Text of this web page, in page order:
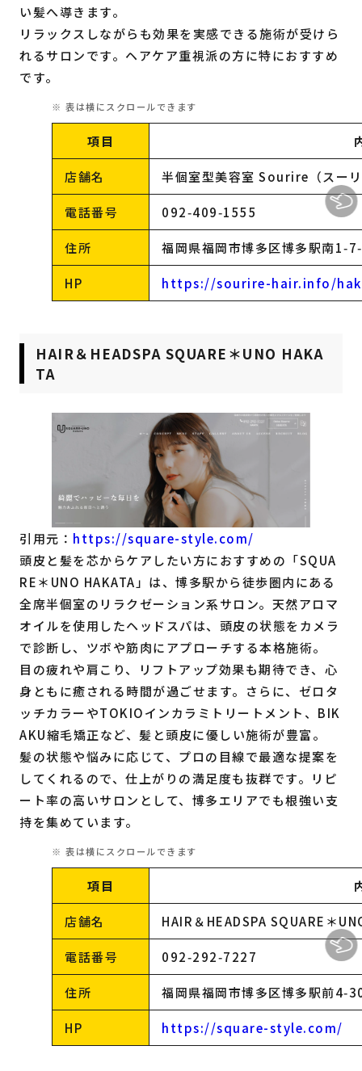
い髪へ導きます。
リラックスしながらも効果を実感できる施術が受けら
れるサロンです。ヘアケア重視派の方に特におすすめ
です。
項目
店舗名 半個室型美容室 Sourire（スー
電話番号 092‑409‑1555
住所 福岡県福岡市博多区博多駅南
HP https://sourire-hair.info/
HAIR＆HEADSPA SQUARE＊UNO HAKA
TA
引用元： https://square-style.com/
頭皮と髪を芯からケアしたい方におすすめの「SQUA
RE＊UNO HAKATA」は、博多駅から徒歩圏内にある
全席半個室のリラクゼーション系サロン。天然アロマ
オイルを使用したヘッドスパは、頭皮の状態をカメラ
で診断し、ツボや筋肉にアプローチする本格施術。
目の疲れや肩こり、リフトアップ効果も期待でき、心
身ともに癒される時間が過ごせます。さらに、ゼロタ
ッチカラーやTOKIOインカラミトリートメント、BIK
AKU縮毛矯正など、髪と頭皮に優しい施術が豊富。
髪の状態や悩みに応じて、プロの目線で最適な提案を
してくれるので、仕上がりの満足度も抜群です。リピ
ート率の高いサロンとして、博多エリアでも根強い支
持を集めています。
項目
店舗名 HAIR＆HEADSPA SQUARE＊
電話番号 092‑292‑7227
住所 福岡県福岡市博多区博多駅前
HP https://square-style.com/